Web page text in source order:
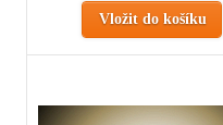
Vložit do košíku